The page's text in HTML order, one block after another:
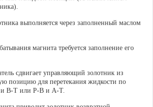
выполняется через заполненный маслом
магнита требуется заполнение его
сдвигает управляющий золотник из
позицию для перетекания жидкости по
и В-Т или Р-В и А-Т.